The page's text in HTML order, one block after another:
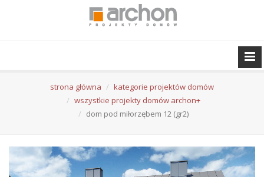
strona główna
kategorie projektów domów
wszystkie projekty domów archon+
dom pod miłorzębem 12 (gr2)